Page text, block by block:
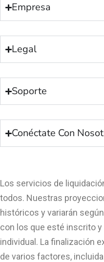
Empresa
Legal
Soporte
Conéctate Con
Los servicios de
todos. Nuestras
históricos y variarán
con los que esté inscrito
individual. La finalización
de varios factores,